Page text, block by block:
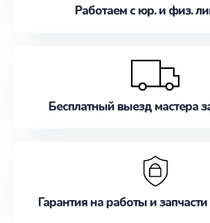
Работаем с юр. и физ.
Бесплатный выезд мастера
Гарантия на работы и